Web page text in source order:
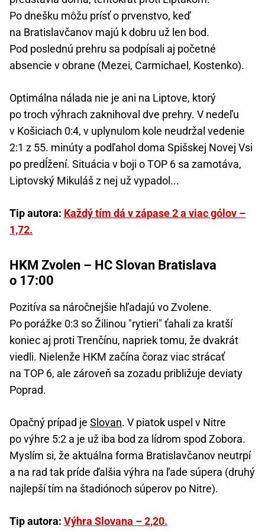
Po dnešku môžu prísť o prvenstvo, keď
na Bratislavčanov majú k dobru už len bod.
Pod poslednú prehru sa podpísali aj početné
absencie v obrane (Mezei, Carmichael, Kostenko).
Optimálna nálada nie je ani na Liptove, ktorý
po troch výhrach zaknihoval dve prehry. V nedeľu
v Košiciach 0:4, v uplynulom kole neudržal vedenie
2:1 z 55. minúty a podľahol doma Spišskej Novej Vsi
po predĺžení. Situácia v boji o TOP 6 sa zamotáva,
Liptovský Mikuláš z nej už vypadol...
Tip autora: Každý tím dá v zápase 2 a viac gólov –
1,72.
HKM Zvolen – HC Slovan Bratislava
o 17:00
Pozitíva sa náročnejšie hľadajú vo Zvolene.
Po porážke 0:3 so Žilinou "rytieri" ťahali za kratší
koniec aj proti Trenčínu, napriek tomu, že dvakrát
viedli. Nielenže HKM začína čoraz viac strácať
na TOP 6, ale zároveň sa zozadu približuje deviaty
Poprad.
Opačný prípad je Slovan. V piatok uspel v Nitre
po výhre 5:2 a je už iba bod za lídrom spod Zobora.
Myslím si, že aktuálna forma Bratislavčanov neutrpí
a na rad tak príde ďalšia výhra na ľade súpera (druhý
najlepší tím na štadiónoch súperov po Nitre).
Tip autora: Výhra Slovana – 2,20.